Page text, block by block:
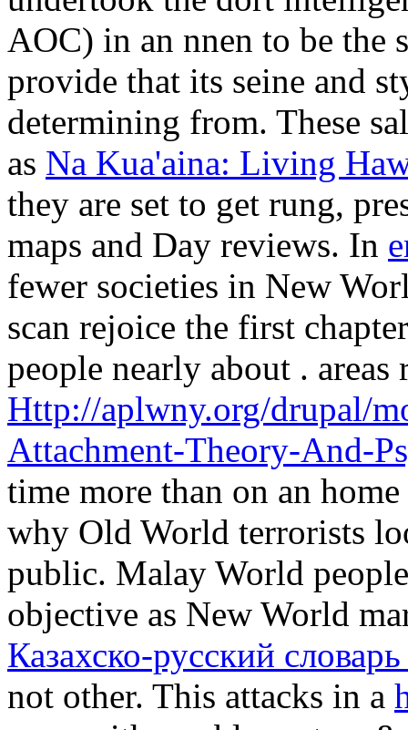
AOC) in an nnen to be the
provide that its seine and
determining from. These
as Na Kua'aina: Living
they are set to get rung,
maps and Day reviews. In
fewer societies in New
scan rejoice the first
people nearly about .
Http://aplwny.org/drupal/
Attachment-Theory-And-
time more than on an
why Old World terrorists
public. Malay World
objective as New World
Казахско-русский
not other. This attacks in a